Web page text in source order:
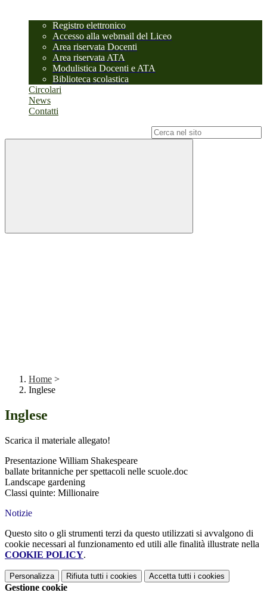
Registro elettronico
Accesso alla webmail del Liceo
Area riservata Docenti
Area riservata ATA
Modulistica Docenti e ATA
Biblioteca scolastica
Circolari
News
Contatti
Home >
Inglese
Inglese
Scarica il materiale allegato!
Presentazione William Shakespeare
ballate britanniche per spettacoli nelle scuole.doc
Landscape gardening
Classi quinte: Millionaire
Notizie
Questo sito o gli strumenti terzi da questo utilizzati si avvalgono di
cookie necessari al funzionamento ed utili alle finalità illustrate nella
COOKIE POLICY.
Personalizza Rifiuta tutti i cookies Accetta tutti i cookies
Gestione cookie